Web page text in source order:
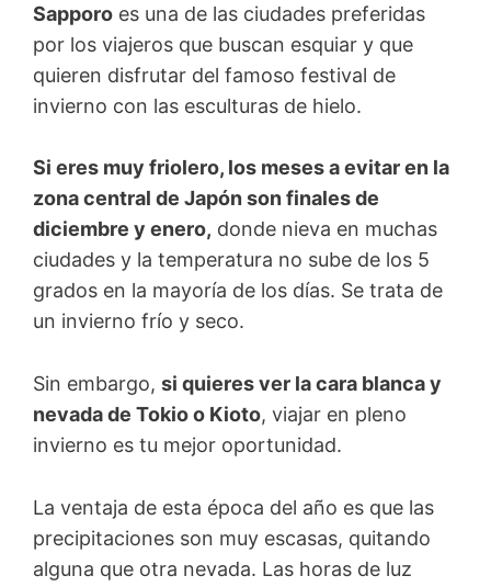
Sapporo es una de las ciudades preferidas
por los viajeros que buscan esquiar y que
quieren disfrutar del famoso festival de
invierno con las esculturas de hielo.
Si eres muy friolero, los meses a evitar en la
zona central de Japón son finales de
diciembre y enero, donde nieva en muchas
ciudades y la temperatura no sube de los 5
grados en la mayoría de los días. Se trata de
un invierno frío y seco.
Sin embargo, si quieres ver la cara blanca y
nevada de Tokio o Kioto, viajar en pleno
invierno es tu mejor oportunidad.
La ventaja de esta época del año es que las
precipitaciones son muy escasas, quitando
alguna que otra nevada. Las horas de luz